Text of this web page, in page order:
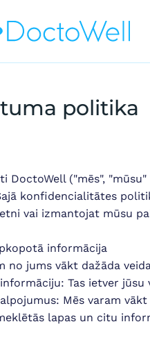
politika
DoctoWell ("mēs",
konfidencialitātes
vai izmantojat mūsu
informācija
no jums vākt dažāda
informāciju: Tas ietver
Mēs varam
lapas un citu